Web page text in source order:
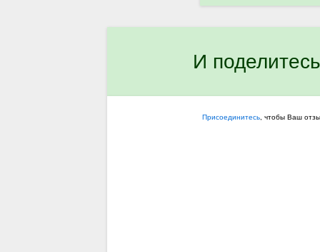
И
Присоединитесь , чтобы Ваш